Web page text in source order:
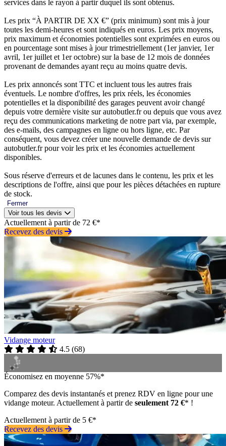
services dans le rayon à partir duquel ils sont obtenus.
Les prix “À PARTIR DE XX €” (prix minimum) sont mis à jour
toutes les demi-heures et sont indiqués en euros. Les prix moyens,
prix maximum et économies potentielles sont exprimées en euros ou
en pourcentage sont mises à jour trimestriellement (1er janvier, 1er
avril, 1er juillet et 1er octobre) sur la base de 12 mois de données
provenant de demandes ayant reçu au moins quatre devis.
Les prix annoncés sont TTC et incluent tous les autres frais
éventuels. Le nombre d'offres, les prix réels, les économies
potentielles et la disponibilité des garages peuvent avoir changé
depuis votre dernière visite sur autobutler.fr ou depuis que vous avez
reçu des communications marketing de notre part via, par exemple,
des e-mails, des campagnes en ligne ou hors ligne, etc. Par
conséquent, vous devez créer une nouvelle demande de devis sur
autobutler.fr pour voir les prix et les économies actuellement
disponibles.
Sous réserve d'erreurs et de lacunes dans le contenu, les prix et les
descriptions de l'offre, ainsi que pour les pièces détachées en rupture
de stock.
Fermer
Voir tous les devis
Actuellement à partir de 72 €*
Recevez des devis
Vidange moteur
4.5 (68)
Économisez en moyenne 57%*
Comparez des devis instantanés et prenez RDV en ligne pour une
vidange moteur. Actuellement à partir de seulement 72 €* !
Actuellement à partir de 5 €*
Recevez des devis